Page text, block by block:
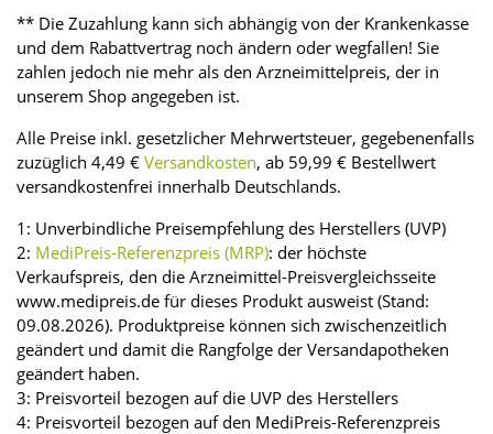
** Die Zuzahlung kann sich abhängig von der Krankenkasse
und dem Rabattvertrag noch ändern oder wegfallen! Sie
zahlen jedoch nie mehr als den Arzneimittelpreis, der in
unserem Shop angegeben ist.
Alle Preise inkl. gesetzlicher Mehrwertsteuer, gegebenenfalls
zuzüglich 4,49 € Versandkosten, ab 59,99 € Bestellwert
versandkostenfrei innerhalb Deutschlands.
1: Unverbindliche Preisempfehlung des Herstellers (UVP)
2: MediPreis-Referenzpreis (MRP): der höchste
Verkaufspreis, den die Arzneimittel-Preisvergleichsseite
www.medipreis.de für dieses Produkt ausweist (Stand:
09.08.2026). Produktpreise können sich zwischenzeitlich
geändert und damit die Rangfolge der Versandapotheken
geändert haben.
3: Preisvorteil bezogen auf die UVP des Herstellers
4: Preisvorteil bezogen auf den MediPreis-Referenzpreis